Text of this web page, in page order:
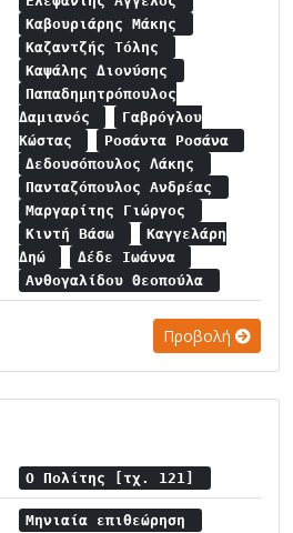
Καβουριάρης Μάκης
Καζαντζής Τόλης
Καψάλης Διονύσης
Παπαδημητρόπουλος
Δαμιανός
Γαβρόγλου
Κώστας
Ροσάντα Ροσάνα
Δεδουσόπουλος Λάκης
Πανταζόπουλος Ανδρέας
Μαργαρίτης Γιώργος
Κιντή Βάσω
Καγγελάρη
Δηώ
Δέδε Ιωάννα
Ανθογαλίδου Θεοπούλα
Προβολή
Ο Πολίτης [τχ. 121]
Μηνιαία επιθεώρηση